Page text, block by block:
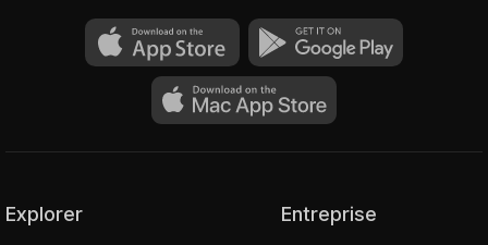
Explorer Entreprise